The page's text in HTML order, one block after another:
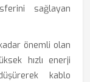
sağlayan
önemli olan
hızlı enerji
kablo